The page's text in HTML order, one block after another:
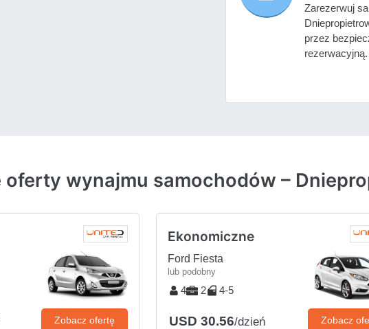
Zarezerwuj
przez
rezerwacyjną.
oferty wynajmu samochodów –
Zobacz ofertę
Ekonomiczne
Ford Fiesta
lub podobny
4 2 4-5
USD 30.56/dzień Zobacz